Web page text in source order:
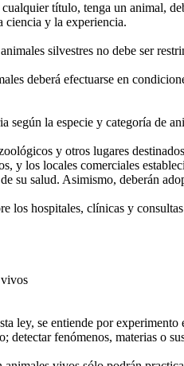
título, tenga un animal,
ciencia y la experiencia.
silvestres no debe ser
deberá efectuarse en
según la especie y categoría de
y otros lugares
y los locales comerciales
su salud. Asimismo, deberán
los hospitales, clínicas y
ley, se entiende por
detectar fenómenos, materias o